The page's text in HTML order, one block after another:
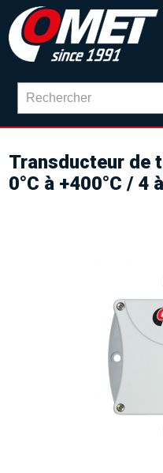
Transducteur de
0°C à +400°C / 4